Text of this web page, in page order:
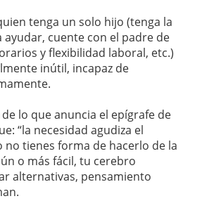
tenga un solo hijo (tenga la
ayudar, cuente con el padre de
y flexibilidad laboral, etc.)
inútil, incapaz de
lo que anuncia el epígrafe de
“la necesidad agudiza el
no tienes forma de hacerlo de la
o más fácil, tu cerebro
alternativas, pensamiento